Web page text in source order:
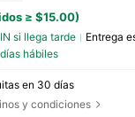
≥ $15.00)
si llega tarde Entrega
hábiles
en 30 días
y condiciones